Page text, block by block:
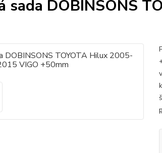
sada DOBINSONS